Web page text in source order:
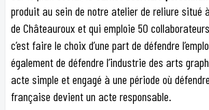
produit au sein de notre atelier de reliure situé
de Châteauroux et qui emploie 50
c’est faire le choix d’une part de défendre
également de défendre l’industrie des arts
acte simple et engagé à une période où
française devient un acte responsable.